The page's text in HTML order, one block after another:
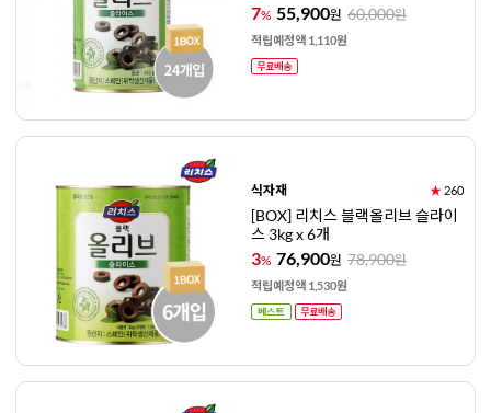
7% 55,900원 60,000원
적립예정액 1,110원
식자재 ★ 260
[BOX] 리치스 블랙올리브 슬라이
스 3kg x 6개
3% 76,900원 78,900원
적립예정액 1,530원